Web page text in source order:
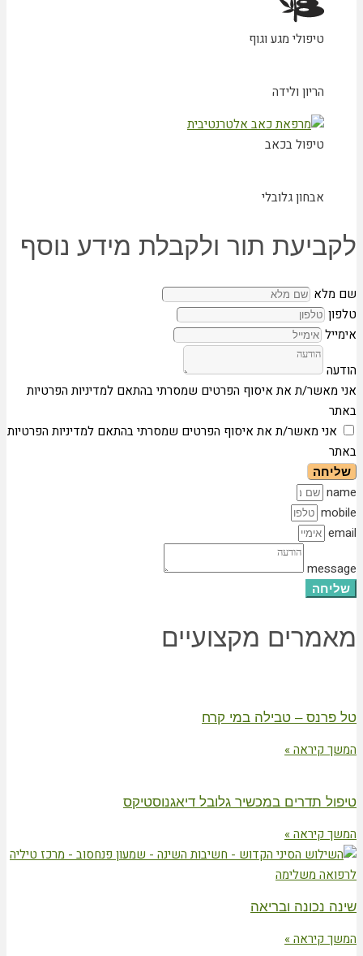
טיפולי מגע וגוף
הריון ולידה
טיפול בכאב
אבחון גלובלי
לקביעת תור ולקבלת מידע נוסף
שם מלא
טלפון
אימייל
הודעה
אני מאשר/ת את איסוף הפרטים שמסרתי בהתאם למדיניות הפרטיות
באתר
אני מאשר/ת את איסוף הפרטים שמסרתי בהתאם למדיניות הפרטיות
באתר
שליחה
name
mobile
email
message
שליחה
מאמרים מקצועיים
טל פרנס – טבילה במי קרח
המשך קיראה »
טיפול תדרים במכשיר גלובל דיאגנוסטיקס
המשך קיראה »
שינה נכונה ובריאה
המשך קיראה »